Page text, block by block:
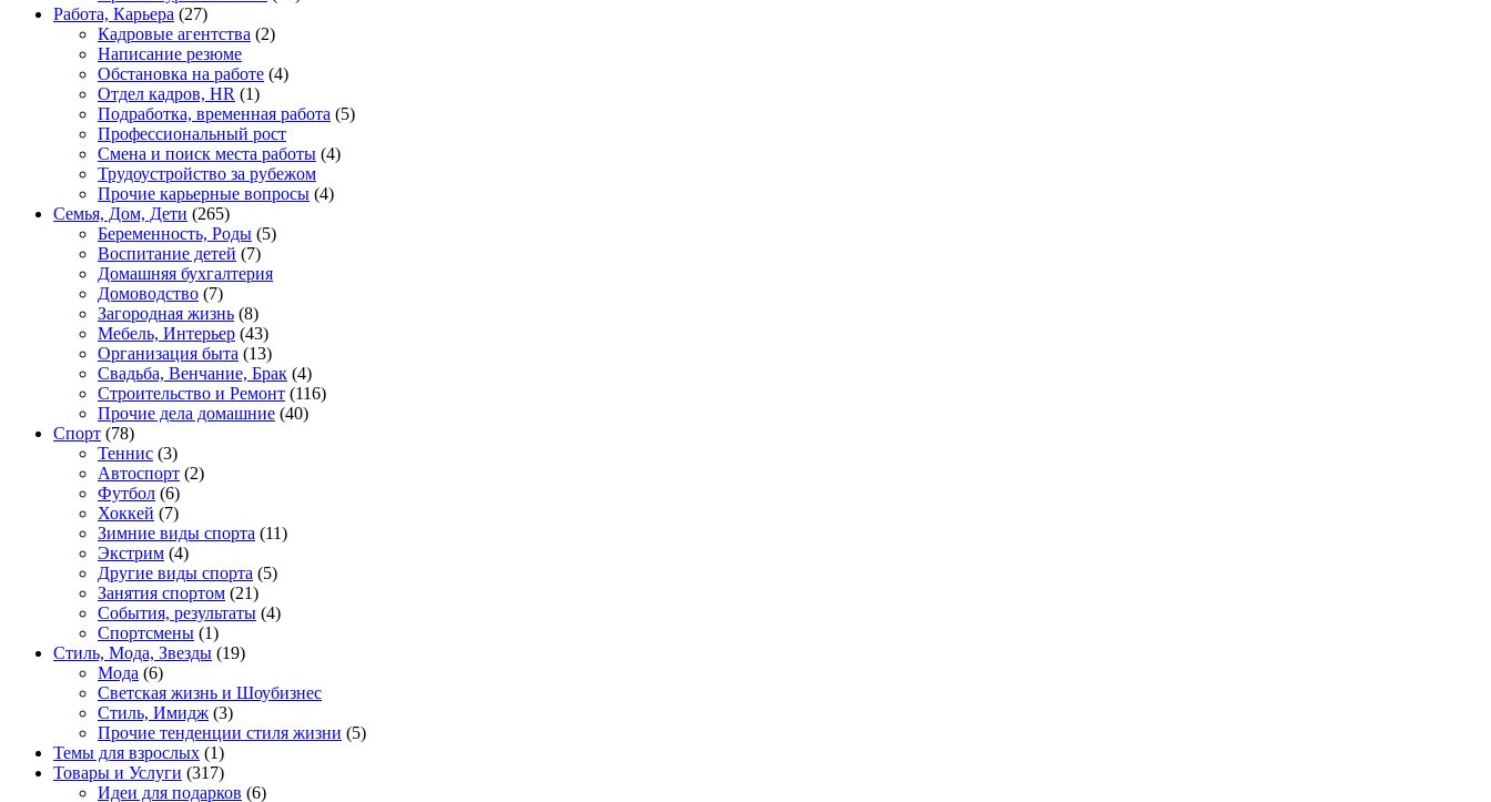
Работа, Карьера (27)
Кадровые агентства (2)
Написание резюме
Обстановка на работе (4)
Отдел кадров, HR (1)
Подработка, временная работа (5)
Профессиональный рост
Смена и поиск места работы (4)
Трудоустройство за рубежом
Прочие карьерные вопросы (4)
Семья, Дом, Дети (265)
Беременность, Роды (5)
Воспитание детей (7)
Домашняя бухгалтерия
Домоводство (7)
Загородная жизнь (8)
Мебель, Интерьер (43)
Организация быта (13)
Свадьба, Венчание, Брак (4)
Строительство и Ремонт (116)
Прочие дела домашние (40)
Спорт (78)
Теннис (3)
Автоспорт (2)
Футбол (6)
Хоккей (7)
Зимние виды спорта (11)
Экстрим (4)
Другие виды спорта (5)
Занятия спортом (21)
События, результаты (4)
Спортсмены (1)
Стиль, Мода, Звезды (19)
Мода (6)
Светская жизнь и Шоубизнес
Стиль, Имидж (3)
Прочие тенденции стиля жизни (5)
Темы для взрослых (1)
Товары и Услуги (317)
Идеи для подарков (6)